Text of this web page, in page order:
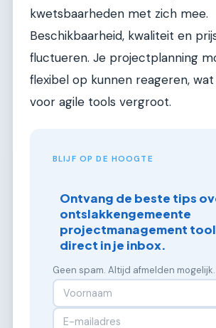
kwetsbaarheden met zich mee.
Beschikbaarheid, kwaliteit en
fluctueren. Je projectplanning
flexibel op kunnen reageren,
voor agile tools vergroot.
BLIJF OP DE HOOGTE
Ontvang de beste tips
ontslakkengemeente
projectmanagement
direct in je inbox.
Geen spam. Altijd afmelden mogelijk.